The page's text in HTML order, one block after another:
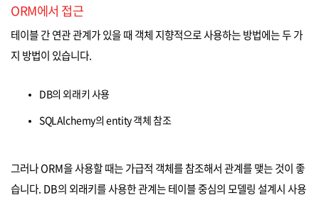
ORM에서 접근
테이블 간 연관 관계가 있을 때 객체 지향적으로 사용하는 방법에는 두 가
지 방법이 있습니다.
DB의 외래키 사용
SQLAlchemy의 entity 객체 참조
그러나 ORM을 사용할 때는 가급적 객체를 참조해서 관계를 맺는 것이 좋
습니다. DB의 외래키를 사용한 관계는 테이블 중심의 모델링 설계시 사용